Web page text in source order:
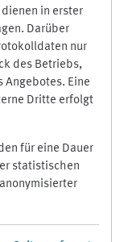
in erster
Darüber
nur
des Betriebs,
Angebotes. Eine
Dritte erfolgt
für eine Dauer
statistischen